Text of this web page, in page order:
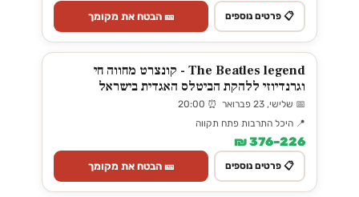
📋 פרטים נוספים 🎫 הבטח את מקומך
The Beatles legend - קונצרט מחווה חי
וגרנדיוזי ללהקת הביטלס האגדית בישראל
📅 שלישי, 23 פברואר ⏰ 20:00
📍 היכל התרבות פתח תקווה
226–376 ₪
📋 פרטים נוספים 🎫 הבטח את מקומך